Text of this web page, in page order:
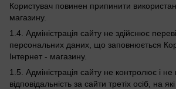
Користувач повинен припинити
магазину.
1.4. Адміністрація сайту не здійснює
персональних даних, що заповнюється
Інтернет - магазину.
1.5. Адміністрація сайту не контролює і не
відповідальність за сайти третіх осіб, на